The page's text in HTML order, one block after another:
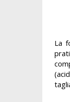
La